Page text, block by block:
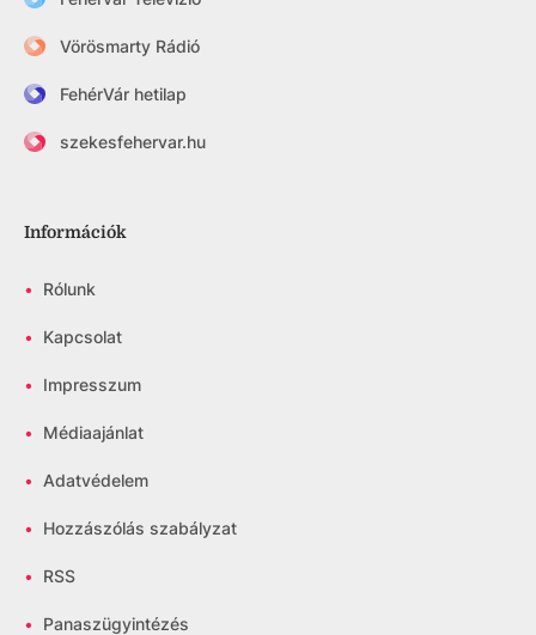
Vörösmarty Rádió
FehérVár hetilap
szekesfehervar.hu
Információk
• Rólunk
• Kapcsolat
• Impresszum
• Médiaajánlat
• Adatvédelem
• Hozzászólás szabályzat
• RSS
• Panaszügyintézés